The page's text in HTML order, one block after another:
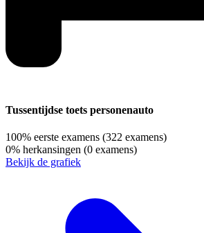
Tussentijdse toets personenauto
100% eerste examens (322 examens)
0% herkansingen (0 examens)
Bekijk de grafiek